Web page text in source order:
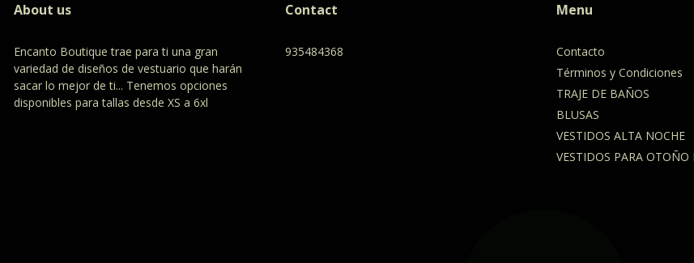
About us
Encanto Boutique trae para ti una gran
variedad de diseños de vestuario que harán
sacar lo mejor de ti... Tenemos opciones
disponibles para tallas desde XS a 6xl
Contact
935484368
Menu
Contacto
Términos y Condiciones
TRAJE DE BAÑOS
BLUSAS
VESTIDOS ALTA NOCHE
VESTIDOS PARA OTOÑO